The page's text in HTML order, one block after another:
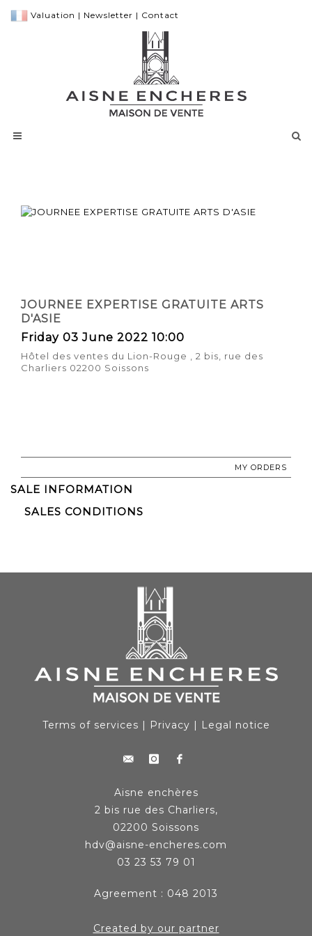
Valuation | Newsletter | Contact
JOURNEE EXPERTISE GRATUITE ARTS
D'ASIE
Friday 03 June 2022 10:00
Hôtel des ventes du Lion-Rouge , 2 bis, rue des
Charliers 02200 Soissons
MY ORDERS
SALE INFORMATION
SALES CONDITIONS
Terms of services Privacy Legal notice
Aisne enchères
2 bis rue des Charliers,
02200 Soissons
hdv@aisne-encheres.com
03 23 53 79 01
Agreement : 048 2013
Created by our partner